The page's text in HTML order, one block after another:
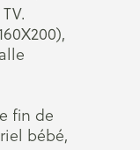
fin de
bébé,